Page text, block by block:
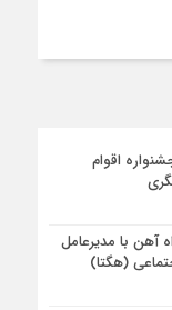
اقوام
با مدیرعامل
(هگتا)